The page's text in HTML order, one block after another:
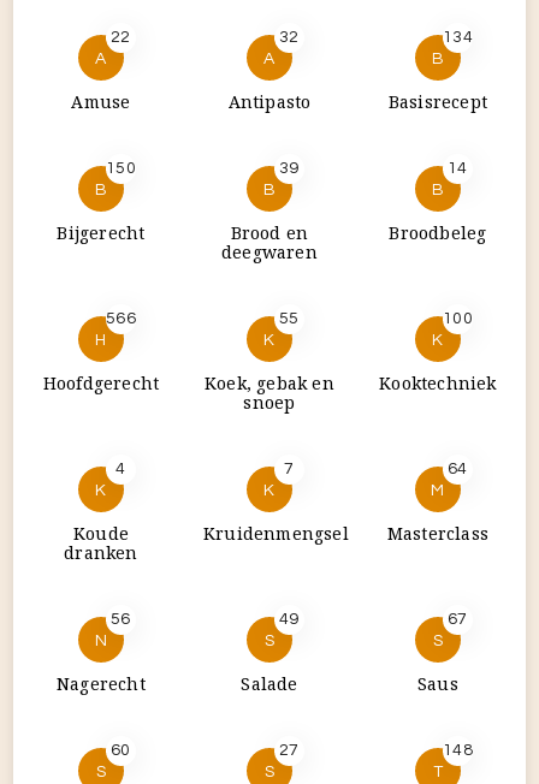
A
22
Amuse
A
32
Antipasto
B
134
Basisrecept
B
150
Bijgerecht
B
39
Brood en
deegwaren
B
14
Broodbeleg
H
566
Hoofdgerecht
K
55
Koek, gebak en
snoep
K
100
Kooktechniek
K
4
Koude
dranken
K
7
Kruidenmengsel
M
64
Masterclass
N
56
Nagerecht
S
49
Salade
S
67
Saus
S
60
S
27
T
148